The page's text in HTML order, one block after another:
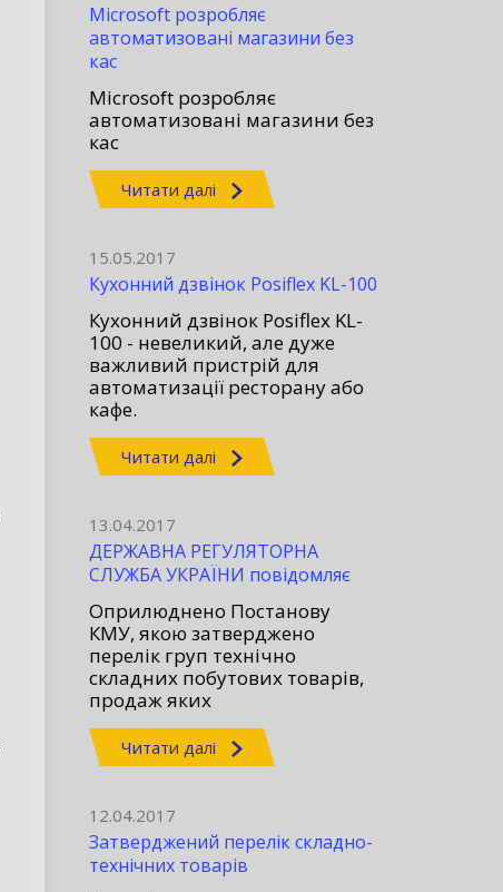
Microsoft розробляє
автоматизовані магазини без
кас
Microsoft розробляє
автоматизовані магазини без
кас
Читати далі
15.05.2017
Кухонний дзвінок Posiflex KL-100
Кухонний дзвінок Posiflex KL-
100 - невеликий, але дуже
важливий пристрій для
автоматизації ресторану або
кафе.
Читати далі
13.04.2017
ДЕРЖАВНА РЕГУЛЯТОРНА
СЛУЖБА УКРАЇНИ повідомляє
Оприлюднено Постанову
КМУ, якою затверджено
перелік груп технічно
складних побутових товарів,
продаж яких
здійснюватиметься із
обов’язковим застосуванням
РРО
Читати далі
12.04.2017
Затверджений перелік складно-
технічних товарів